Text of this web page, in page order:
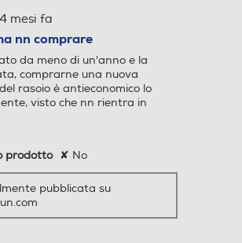
4 mesi fa
nn comprare
da meno di un'anno e la
comprarne una nuova
rasoio è antieconomico lo
visto che nn rientra in
prodotto ✘ No
pubblicata su